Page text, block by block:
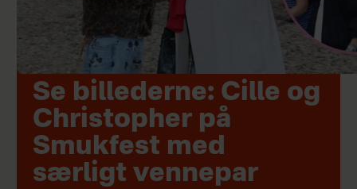
Se billederne: Cille og
Christopher på
Smukfest med
særligt vennepar